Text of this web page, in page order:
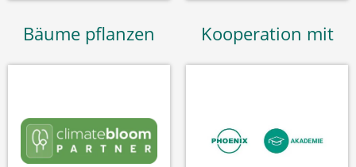
Bäume pflanzen Kooperation mit